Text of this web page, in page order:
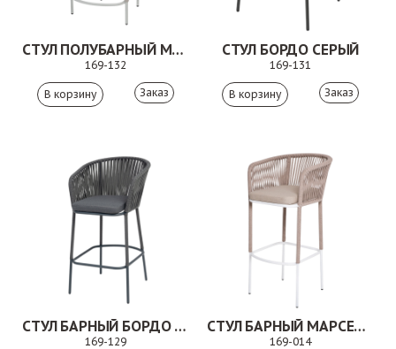
СТУЛ ПОЛУБАРНЫЙ МАРСЕЛЬ БЕЖЕВЫЙ
169-132
Заказ
СТУЛ БОРДО СЕРЫЙ
169-131
Заказ
СТУЛ БАРНЫЙ БОРДО СЕРЫЙ/ТЕМНО-СЕРЫЙ
169-129
СТУЛ БАРНЫЙ МАРСЕЛЬ БЕЖЕВЫЙ
169-014